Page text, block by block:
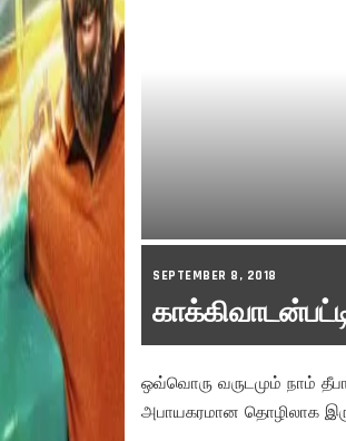
SEPTEMBER 8, 2018
ஒவ்வொரு வருடமும் நாம்
அபாயகரமான தொழிலாக